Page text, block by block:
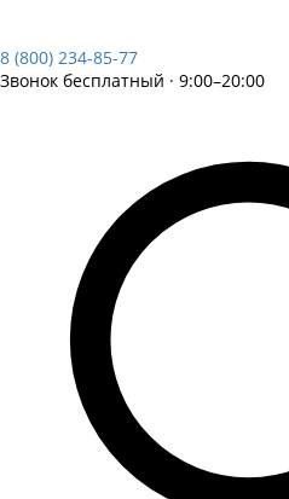
8 (800) 234-85-77
Звонок бесплатный · 9:00–20:00